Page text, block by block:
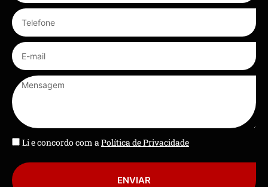
Li e concordo com aPolítica de Privacidade
ENVIAR